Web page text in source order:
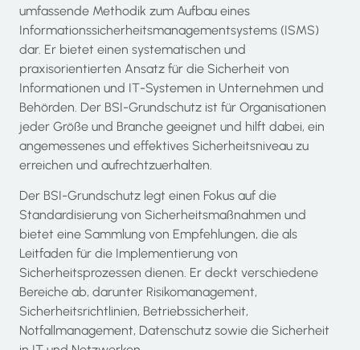
umfassende Methodik zum Aufbau eines
Informationssicherheitsmanagementsystems (ISMS)
dar. Er bietet einen systematischen und
praxisorientierten Ansatz für die Sicherheit von
Informationen und IT-Systemen in Unternehmen und
Behörden. Der BSI-Grundschutz ist für Organisationen
jeder Größe und Branche geeignet und hilft dabei, ein
angemessenes und effektives Sicherheitsniveau zu
erreichen und aufrechtzuerhalten.
Der BSI-Grundschutz legt einen Fokus auf die
Standardisierung von Sicherheitsmaßnahmen und
bietet eine Sammlung von Empfehlungen, die als
Leitfaden für die Implementierung von
Sicherheitsprozessen dienen. Er deckt verschiedene
Bereiche ab, darunter Risikomanagement,
Sicherheitsrichtlinien, Betriebssicherheit,
Notfallmanagement, Datenschutz sowie die Sicherheit